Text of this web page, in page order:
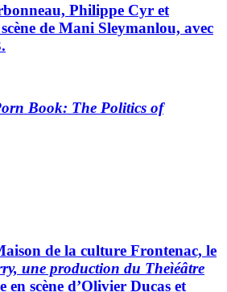
Philippe Cyr et
de Mani Sleymanlou, avec
Book: The Politics of
de la culture Frontenac, le
une production du Theìéâtre
scène d’Olivier Ducas et